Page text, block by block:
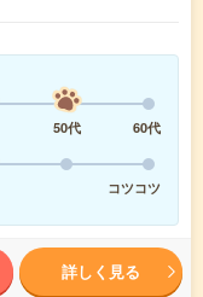
50代
60代
コツコツ
詳しく見る